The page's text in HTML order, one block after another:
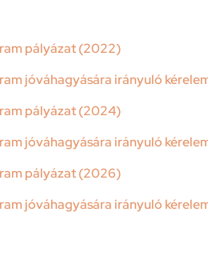
pályázat (2022)
jóváhagyására irányuló
pályázat (2024)
jóváhagyására irányuló
pályázat (2026)
jóváhagyására irányuló